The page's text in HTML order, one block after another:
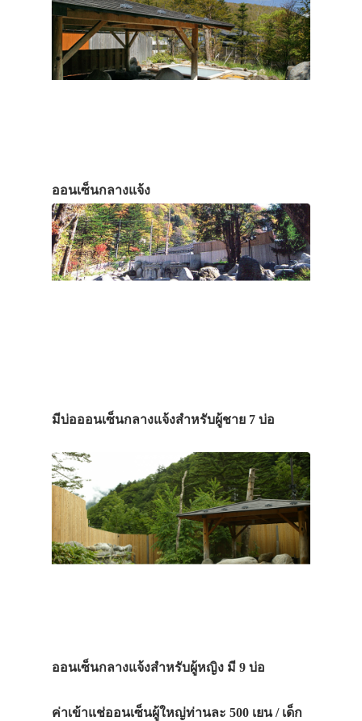
ออนเซ็นกลางแจ้ง
มีบ่อออนเซ็นกลางแจ้งสำหรับผู้ชาย 7 บ่อ
ออนเซ็นกลางแจ้งสำหรับผู้หญิง มี 9 บ่อ
ค่าเข้าแช่ออนเซ็นผู้ใหญ่ท่านละ 500 เยน / เด็ก